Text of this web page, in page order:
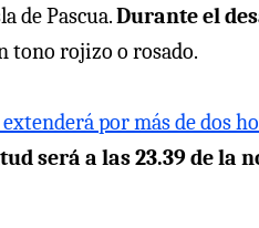
de Pascua.Durante el
tono rojizo o rosado.
extenderá por más de dos
será a las 23.39 de la